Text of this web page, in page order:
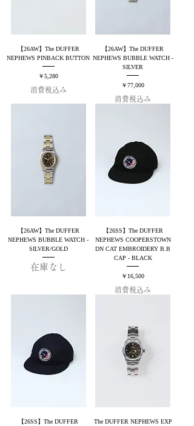
【26AW】The DUFFER
NEPHEWS PINBACK BUTTON
価格
￥5,280
消費税込み
【26AW】The DUFFER
NEPHEWS BUBBLE WATCH -
SILVER
価格
￥77,000
消費税込み
【26AW】The DUFFER
NEPHEWS BUBBLE WATCH -
SILVER/GOLD
在庫なし
【26SS】The DUFFER
NEPHEWS COOPERSTOWN
DN CAT EMBROIDERY B.B
CAP - BLACK
価格
￥16,500
消費税込み
【26SS】The DUFFER
The DUFFER NEPHEWS EXP